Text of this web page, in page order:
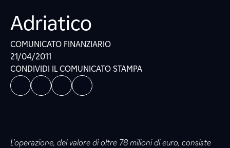
Adriatico
COMUNICATO FINANZIARIO
21/04/2011
CONDIVIDI IL COMUNICATO STAMPA
L’operazione, del valore di oltre 78 milioni di euro, consiste